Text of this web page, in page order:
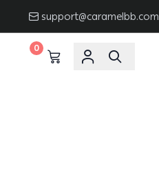
support@caramelbb.com
0